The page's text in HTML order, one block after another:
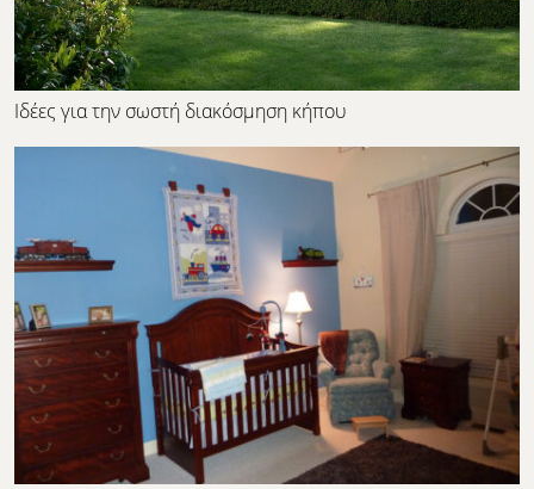
Ιδέες για την σωστή διακόσμηση κήπου